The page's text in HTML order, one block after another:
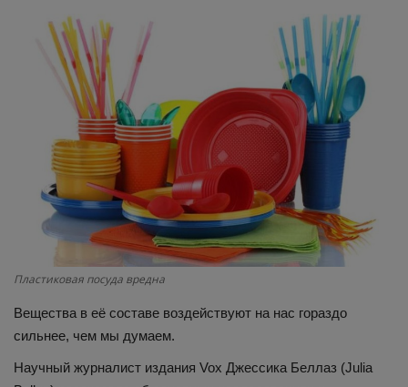
Здоровье
Наука и открытия
Пластиковая посуда вредна
Вещества в её составе воздействуют на нас гораздо
сильнее, чем мы думаем.
Научный журналист издания Vox Джессика Беллаз (Julia